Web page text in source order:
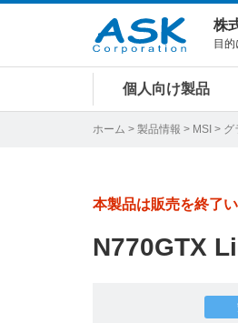
株
目
個人向け製品
ホーム > 製品情報 > MSI > グ
本製品は販売を終了
N770GTX